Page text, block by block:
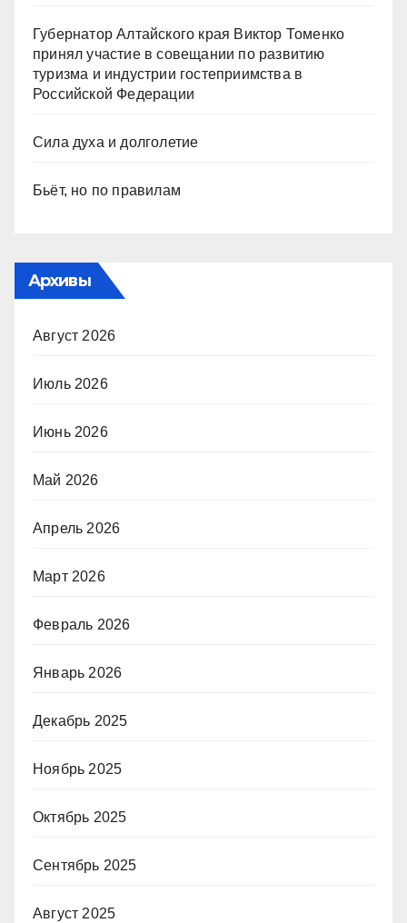
Губернатор Алтайского края Виктор Томенко
принял участие в совещании по развитию
туризма и индустрии гостеприимства в
Российской Федерации
Сила духа и долголетие
Бьёт, но по правилам
Архивы
Август 2026
Июль 2026
Июнь 2026
Май 2026
Апрель 2026
Март 2026
Февраль 2026
Январь 2026
Декабрь 2025
Ноябрь 2025
Октябрь 2025
Сентябрь 2025
Август 2025